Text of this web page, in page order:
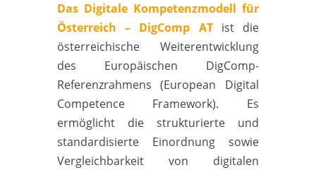
Das Digitale Kompetenzmodell für
Österreich – DigComp ATist die
österreichische Weiterentwicklung
des Europäischen DigComp-
Referenzrahmens (European Digital
Competence Framework). Es
ermöglicht die strukturierte und
standardisierte Einordnung sowie
Vergleichbarkeit von digitalen